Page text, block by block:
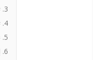
3. تينا أرينا
4. تونز آند آي
5. ناتالي إمبروجليا
6. إيغى أزاليا